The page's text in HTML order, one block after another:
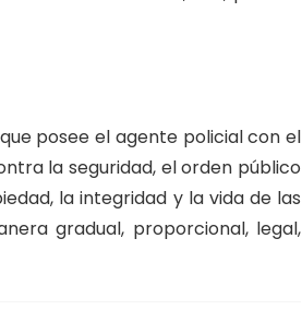
posee el agente policial con el
la seguridad, el orden público
la integridad y la vida de las
gradual, proporcional, legal,